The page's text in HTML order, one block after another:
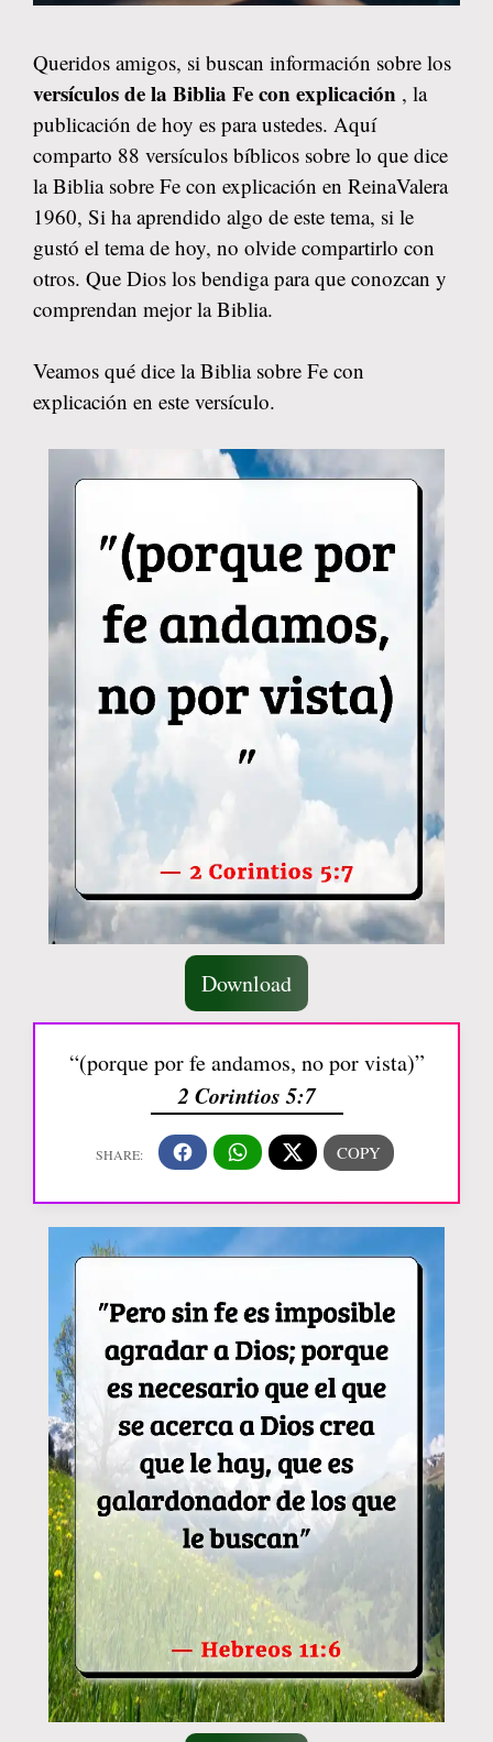
Queridos amigos, si buscan información sobre los
versículos de la Biblia Fe con explicación , la
publicación de hoy es para ustedes. Aquí
comparto 88 versículos bíblicos sobre lo que dice
la Biblia sobre Fe con explicación en ReinaValera
1960, Si ha aprendido algo de este tema, si le
gustó el tema de hoy, no olvide compartirlo con
otros. Que Dios los bendiga para que conozcan y
comprendan mejor la Biblia.
Veamos qué dice la Biblia sobre Fe con
explicación en este versículo.
Download
“(porque por fe andamos, no por vista)”
2 Corintios 5:7